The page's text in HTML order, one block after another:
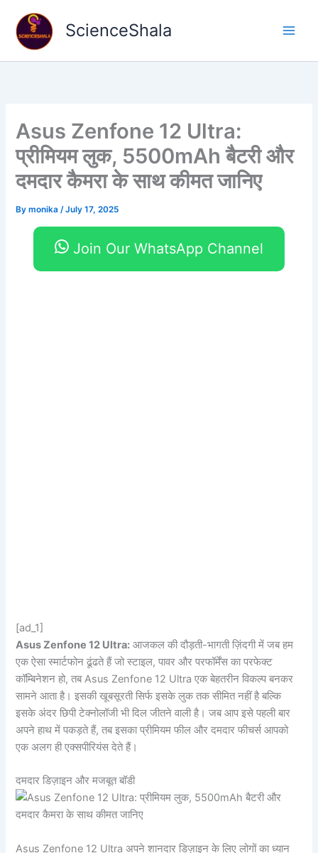
content
ScienceShala
Asus Zenfone 12 Ultra:
प्रीमियम लुक, 5500mAh बैटरी और
दमदार कैमरा के साथ कीमत जानिए
Bymonika/July 17, 2025
Join Our WhatsApp Channel
[ad_1]
Asus Zenfone 12 Ultra: आजकल की दौड़ती-भागती ज़िंदगी में जब हम
एक ऐसा स्मार्टफोन ढूंढते हैं जो स्टाइल, पावर और परफॉर्मेंस का परफेक्ट
कॉम्बिनेशन हो, तब Asus Zenfone 12 Ultra एक बेहतरीन विकल्प बनकर
सामने आता है। इसकी खूबसूरती सिर्फ इसके लुक तक सीमित नहीं है बल्कि
इसके अंदर छिपी टेक्नोलॉजी भी दिल जीतने वाली है। जब आप इसे पहली बार
अपने हाथ में पकड़ते हैं, तब इसका प्रीमियम फील और दमदार फीचर्स आपको
एक अलग ही एक्सपीरियंस देते हैं।
दमदार डिज़ाइन और मजबूत बॉडी
Asus Zenfone 12 Ultra अपने शानदार डिज़ाइन के लिए लोगों का ध्यान